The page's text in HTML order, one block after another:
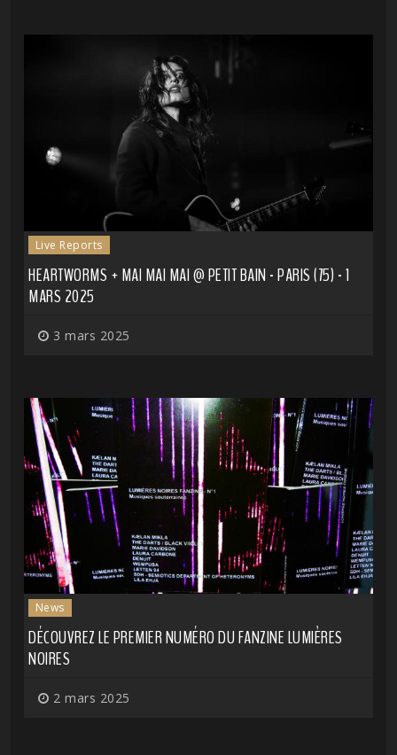
Live Reports
HEARTWORMS + MAI MAI MAI @ PETIT BAIN - PARIS (75) - 1
MARS 2025
3 mars 2025
News
DÉCOUVREZ LE PREMIER NUMÉRO DU FANZINE LUMIÈRES
NOIRES
2 mars 2025